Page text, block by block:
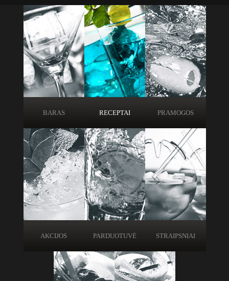
BARAS RECEPTAI PRAMOGOS
AKCIJOS PARDUOTUVĖ STRAIPSNIAI